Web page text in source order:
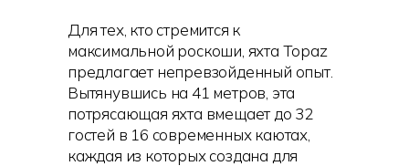
Для тех, кто стремится к
максимальной роскоши, яхта Topaz
предлагает непревзойденный опыт.
Вытянувшись на 41 метров, эта
потрясающая яхта вмещает до 32
гостей в 16 современных каютах,
каждая из которых создана для